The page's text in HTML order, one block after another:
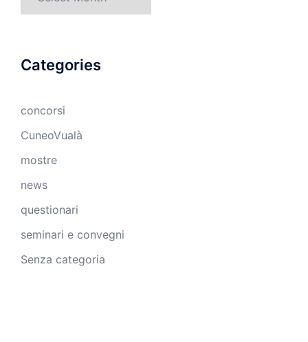
Categories
concorsi
CuneoVualà
mostre
news
questionari
seminari e convegni
Senza categoria